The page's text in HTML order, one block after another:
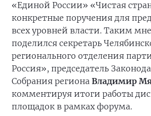
«Единой России» «Чистая
конкретные поручения для
всех уровней власти. Таким
поделился секретарь
регионального отделения
Россия», председатель
Собрания региона Владимир
комментируя итоги работы
площадок в рамках форума.